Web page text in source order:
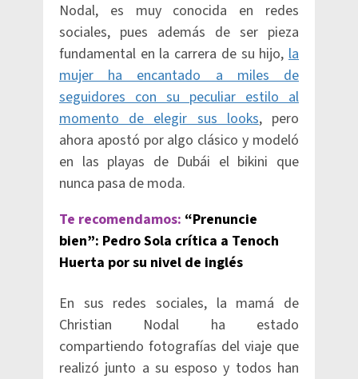
Nodal, es muy conocida en redes
sociales, pues además de ser pieza
fundamental en la carrera de su hijo, la
mujer ha encantado a miles de
seguidores con su peculiar estilo al
momento de elegir sus looks, pero
ahora apostó por algo clásico y modeló
en las playas de Dubái el bikini que
nunca pasa de moda.
Te recomendamos: “Prenuncie
bien”: Pedro Sola crítica a Tenoch
Huerta por su nivel de inglés
En sus redes sociales, la mamá de
Christian Nodal ha estado
compartiendo fotografías del viaje que
realizó junto a su esposo y todos han